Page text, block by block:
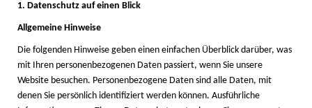
1. Datenschutz auf einen Blick
Allgemeine Hinweise
Die folgenden Hinweise geben einen einfachen Überblick darüber, was
mit Ihren personenbezogenen Daten passiert, wenn Sie unsere
Website besuchen. Personenbezogene Daten sind alle Daten, mit
denen Sie persönlich identifiziert werden können. Ausführliche